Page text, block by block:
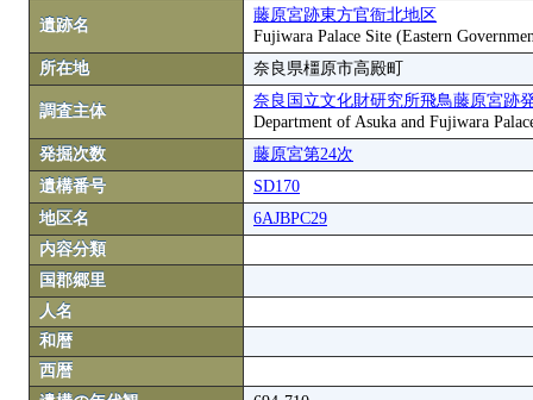
遺跡名
藤原宮跡東方官衙北地区
Fujiwara Palace Site (Eastern
所在地
奈良県橿原市高殿町
調査主体
奈良国立文化財研究所飛鳥藤原宮跡
Department of Asuka and Fujiwara
発掘次数
藤原宮第24次
遺構番号
SD170
地区名
6AJBPC29
内容分類
国郡郷里
人名
和暦
西暦